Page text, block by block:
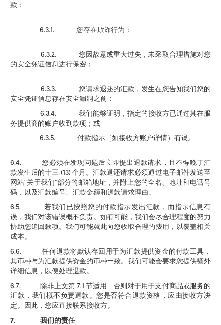
款：
6.3.1. 您存在欺诈行为；
6.3.2. 您因故意或重大过失，未采取合理措施对您
的安全凭证信息进行保密；
6.3.3. 您请求退还的汇款，发生在您告知我们您的
安全凭证信息存在安全漏洞之前；
6.3.4. 我们能够证明，指定的接收方已通过其在服
务提供商的账户收到款项；或
6.3.5. 付款指示（如接收方账户详情）有误。
6.4. 您必须在发现问题后立即提出退款请求，且不得晚于汇
款发生后的十三 (13) 个月。汇款退还请求必须通过电子邮件发送至
网站“关于我们”部分的邮箱地址，并附上您的全名、地址和电话号
码，以及汇款编号、汇款金额和退款请求理由。
6.5. 若我们已按照您的付款指示发出汇款，而指示信息有
误，我们对该错误概不负责。如有可能，我们会尽合理程度的努力
协助您追回款项。我们可能就此向您收取合理的费用，以覆盖相关
成本。
6.6. 任何退款将默认存回用于为汇款提供资金的付款工具，
其币种与为汇款提供资金的币种一致。我们可能会要求您提供额外
详细信息，以便处理退款。
6.7. 除非上文第 7.1 节适用，否则对于用于支付商品或服务的
汇款，我们概不负责退款。您是否符合退款资格，应由接收方决
定。因此，您应直接联系接收方。
7. 我们的责任